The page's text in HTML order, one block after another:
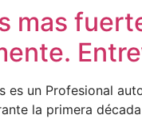
mas
es un Profesional
la primera